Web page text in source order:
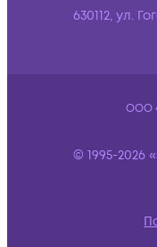
630112, ул.
ООО
© 1995-2026